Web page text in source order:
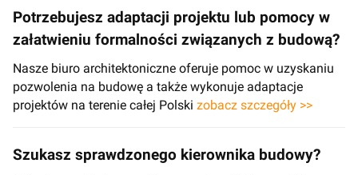
Potrzebujesz adaptacji projektu lub pomocy w
załatwieniu formalności związanych z budową?
Nasze biuro architektoniczne oferuje pomoc w uzyskaniu
pozwolenia na budowę a także wykonuje adaptacje
projektów na terenie całej Polski zobacz szczegóły >>
Szukasz sprawdzonego kierownika budowy?